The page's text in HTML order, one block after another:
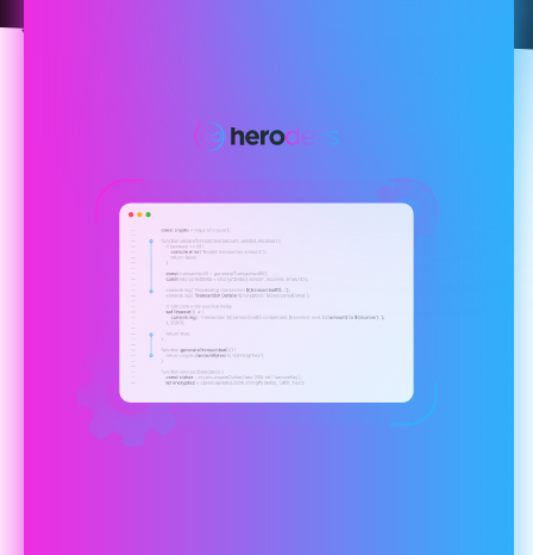
全保护，降低风险